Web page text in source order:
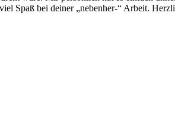
Spaß bei deiner „nebenher-“ Arbeit.